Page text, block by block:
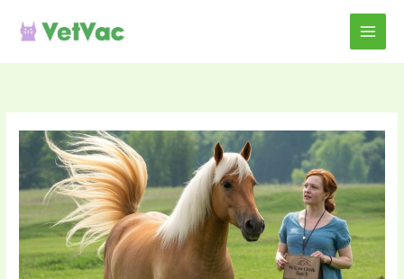
contenu